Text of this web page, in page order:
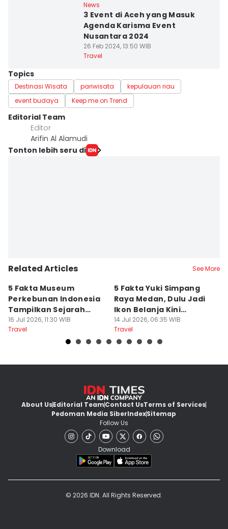
News
3 Event di Aceh yang Masuk
Agenda Karisma Event
Nusantara 2024
26 Feb 2024, 13:50 WIB
Travel
Topics
Destinasi Wisata pariwisata
kepulauan riau
event budaya
Keep me on Trend
Editorial Team
Editor
Arifin Al Alamudi
Tonton lebih seru di
Related Articles See More
5 Fakta Museum
Perkebunan Indonesia
Tampilkan Sejarah
Tanah Deli
16 Jul 2026, 11:30 WIB
Travel
5 Fakta Yuki Simpang
Raya Medan, Dulu Jadi
Ikon Belanja Kini
Ditinggalkan
14 Jul 2026, 06:35 WIB
Travel
About UsEditorial TeamContact UsTerms of Services
Pedoman Media SiberIndexSitemap
Follow Us
Download
© 2026 IDN. All Rights Reserved.